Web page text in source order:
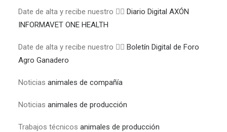
Date de alta y recibe nuestro 👉🏼 Diario Digital AXÓN
INFORMAVET ONE HEALTH
Date de alta y recibe nuestro 👉🏼 Boletín Digital de Foro
Agro Ganadero
Noticias animales de compañía
Noticias animales de producción
Trabajos técnicos animales de producción